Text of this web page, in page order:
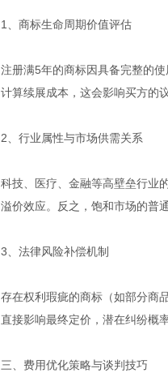
1、商标生命周期价值评估
注册满5年的商标因具备完整的
计算续展成本，这会影响买方的
2、行业属性与市场供需关系
科技、医疗、金融等高壁垒行业
溢价效应。反之，饱和市场的普
3、法律风险补偿机制
存在权利瑕疵的商标（如部分商
直接影响最终定价，潜在纠纷概
三、费用优化策略与谈判技巧